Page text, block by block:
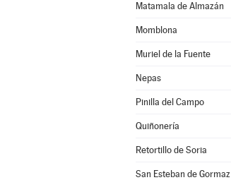
Matamala de Almazán
Momblona
Muriel de la Fuente
Nepas
Pinilla del Campo
Quiñonería
Retortillo de Soria
San Esteban de Gormaz